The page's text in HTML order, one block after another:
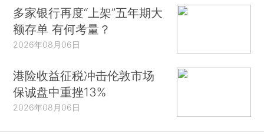
多家银行再度“上架”五年期大
额存单 有何考量？
2026年08月06日
港险收益征税冲击伦敦市场
保诚盘中重挫13%
2026年08月06日